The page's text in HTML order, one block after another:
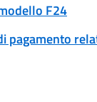
F24
pagamento